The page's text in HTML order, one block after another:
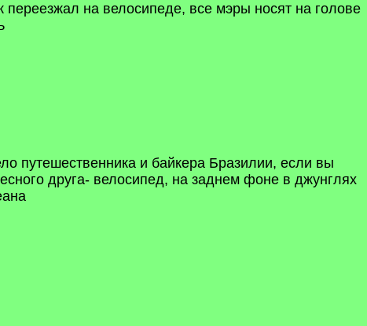
переезжал на велосипеде, все мэры носят на голове
путешественника и байкера Бразилии, если вы
друга- велосипед, на заднем фоне в джунглях